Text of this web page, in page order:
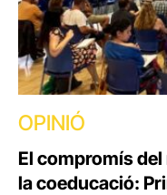
OPINIÓ
El compromís
la coeducació: